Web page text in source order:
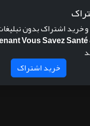
و خرید اشتراک بدون
Vous Savez Santé
خرید اشتراک